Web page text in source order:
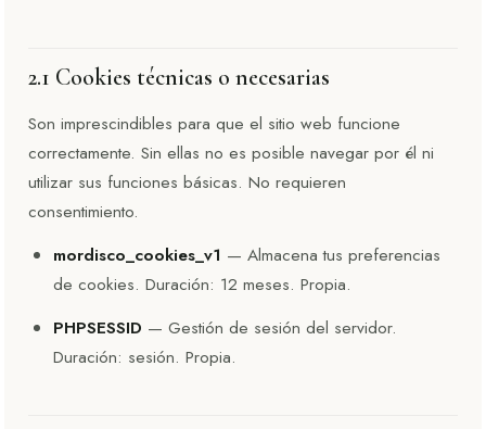
2.1 Cookies técnicas o necesarias
Son imprescindibles para que el sitio web funcione
correctamente. Sin ellas no es posible navegar por él ni
utilizar sus funciones básicas. No requieren
consentimiento.
mordisco_cookies_v1 — Almacena tus preferencias
de cookies. Duración: 12 meses. Propia.
PHPSESSID — Gestión de sesión del servidor.
Duración: sesión. Propia.